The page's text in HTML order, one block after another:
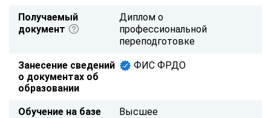
Получаемый
документ
Диплом о
профессиональной
переподготовке
Занесение сведений
о документах об
образовании
ФИС ФРДО
Обучение на базе Высшее